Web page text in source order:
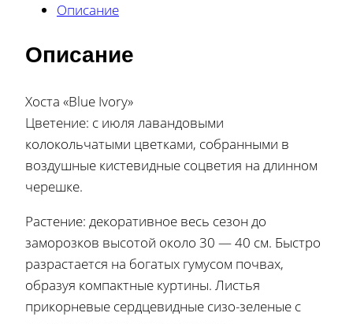
Описание
Описание
Хоста «Blue Ivory»
Цветение: с июля лавандовыми
колокольчатыми цветками, собранными в
воздушные кистевидные соцветия на длинном
черешке.
Растение: декоративное весь сезон до
заморозков высотой около 30 — 40 см. Быстро
разрастается на богатых гумусом почвах,
образуя компактные куртины. Листья
прикорневые сердцевидные сизо-зеленые с